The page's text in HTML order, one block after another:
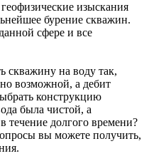
изыскания
бурение скважин.
сфере и все
скважину на воду так,
возможной, а дебит
конструкцию
была чистой, а
течение долгого времени?
вы можете получить,